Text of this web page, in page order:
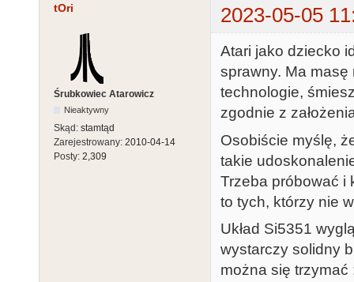
tOri 2023-05-05
Śrubkowiec Atarowicz
Nieaktywny
Skąd: stamtąd
Zarejestrowany: 2010-04-14
Posty: 2,309
Atari jako dziecko
sprawny. Ma
technologie,
zgodnie z
Osobiście myślę,
takie
Trzeba próbować i
to tych, którzy nie
Układ Si5351
wystarczy solidny
można się trzymać